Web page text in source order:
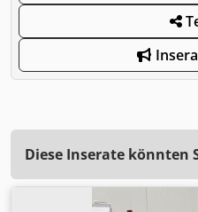
Diese Inserate könnten